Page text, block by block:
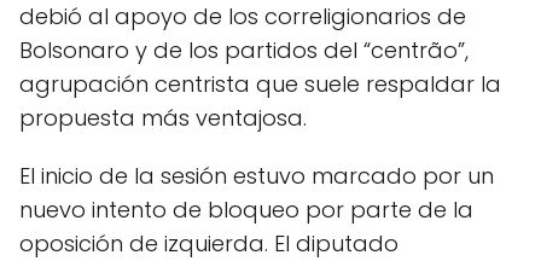
debió al apoyo de los correligionarios de
Bolsonaro y de los partidos del “centrão”,
agrupación centrista que suele respaldar la
propuesta más ventajosa.
El inicio de la sesión estuvo marcado por un
nuevo intento de bloqueo por parte de la
oposición de izquierda. El diputado